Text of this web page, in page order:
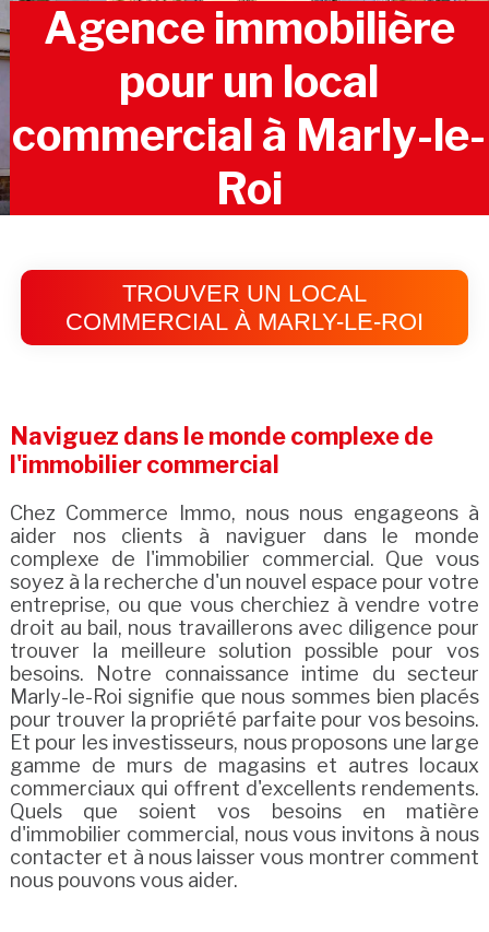
Agence immobilière
pour un local
commercial à Marly-le-
Roi
TROUVER UN LOCAL
COMMERCIAL À MARLY-LE-ROI
Naviguez dans le monde complexe de
l'immobilier commercial
Chez Commerce Immo, nous nous engageons à
aider nos clients à naviguer dans le monde
complexe de l'immobilier commercial. Que vous
soyez à la recherche d'un nouvel espace pour votre
entreprise, ou que vous cherchiez à vendre votre
droit au bail, nous travaillerons avec diligence pour
trouver la meilleure solution possible pour vos
besoins. Notre connaissance intime du secteur
Marly-le-Roi signifie que nous sommes bien placés
pour trouver la propriété parfaite pour vos besoins.
Et pour les investisseurs, nous proposons une large
gamme de murs de magasins et autres locaux
commerciaux qui offrent d'excellents rendements.
Quels que soient vos besoins en matière
d'immobilier commercial, nous vous invitons à nous
contacter et à nous laisser vous montrer comment
nous pouvons vous aider.